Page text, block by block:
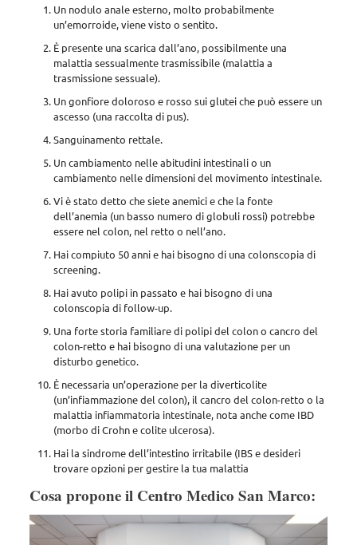
Un nodulo anale esterno, molto probabilmente
un’emorroide, viene visto o sentito.
È presente una scarica dall’ano, possibilmente una
malattia sessualmente trasmissibile (malattia a
trasmissione sessuale).
Un gonfiore doloroso e rosso sui glutei che può essere un
ascesso (una raccolta di pus).
Sanguinamento rettale.
Un cambiamento nelle abitudini intestinali o un
cambiamento nelle dimensioni del movimento intestinale.
Vi è stato detto che siete anemici e che la fonte
dell’anemia (un basso numero di globuli rossi) potrebbe
essere nel colon, nel retto o nell’ano.
Hai compiuto 50 anni e hai bisogno di una colonscopia di
screening.
Hai avuto polipi in passato e hai bisogno di una
colonscopia di follow-up.
Una forte storia familiare di polipi del colon o cancro del
colon-retto e hai bisogno di una valutazione per un
disturbo genetico.
È necessaria un’operazione per la diverticolite
(un’infiammazione del colon), il cancro del colon-retto o la
malattia infiammatoria intestinale, nota anche come IBD
(morbo di Crohn e colite ulcerosa).
Hai la sindrome dell’intestino irritabile (IBS e desideri
trovare opzioni per gestire la tua malattia
Cosa propone il Centro Medico San Marco: